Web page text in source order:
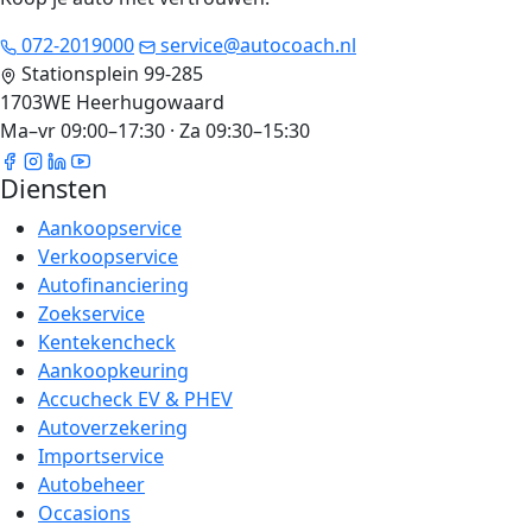
072-2019000
service@autocoach.nl
Stationsplein 99-285
1703WE Heerhugowaard
Ma–vr 09:00–17:30 · Za 09:30–15:30
Diensten
Aankoopservice
Verkoopservice
Autofinanciering
Zoekservice
Kentekencheck
Aankoopkeuring
Accucheck EV & PHEV
Autoverzekering
Importservice
Autobeheer
Occasions